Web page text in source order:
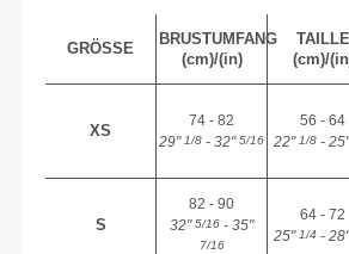
GRÖSSE
BRUSTUMFANG
(cm)/(in)
TAILLE
(cm)/
XS
74 - 82
29"1/8 - 32"5/16
56 - 64
22"1/8 -
S
82 - 90
32"5/16 - 35"
7/16
64 - 72
25"1/4 -